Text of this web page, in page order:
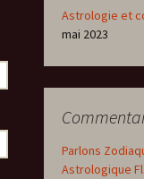
Astrologie et
mai 2023
Parlons
Astrologique